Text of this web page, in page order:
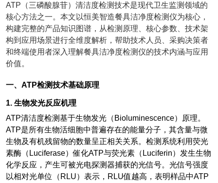
ATP （三磷酸腺苷）清洁度检测技术是现代卫生监测领域的
核心方法之一。本文以恒美智造餐具洁净度检测仪为核心，
构建完整的产品知识图谱，从检测原理、核心参数、技术架
构到应用场景进行全维度解析，帮助技术人员、采购决策者
和终端使用者深入理解餐具洁净度检测仪的技术内涵与应用
价值。
一、ATP检测技术基础原理
1. 生物发光反应机理
ATP清洁度检测基于生物发光（Bioluminescence）原理。
ATP是所有生物活细胞中普遍存在的能量分子，其含量与微
生物及有机残留物的数量呈正相关关系。检测系统利用荧光
素酶（Luciferase）催化ATP与荧光素（Luciferin）发生生物
化学反应，产生可被光电探测器捕获的光信号。光信号强度
以相对光单位（RLU）表示，RLU值越高，表明样品中ATP